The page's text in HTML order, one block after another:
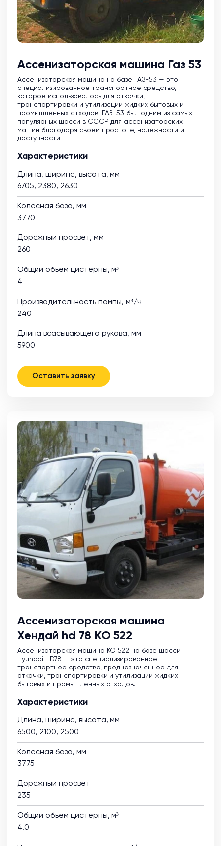
Ассенизаторская машина Газ 53
Ассенизаторская машина на базе ГАЗ-53 — это
специализированное транспортное средство,
которое использовалось для откачки,
транспортировки и утилизации жидких бытовых и
промышленных отходов. ГАЗ-53 был одним из самых
популярных шасси в СССР для ассенизаторских
машин благодаря своей простоте, надёжности и
доступности.
Характеристики
Длина, ширина, высота, мм
6705, 2380, 2630
Колесная база, мм
3770
Дорожный просвет, мм
260
Общий объём цистерны, м³
4
Производительность помпы, м³/ч
240
Длина всасывающего рукава, мм
5900
Оставить заявку
Ассенизаторская машина
Хендай hd 78 КО 522
Ассенизаторская машина KO 522 на базе шасси
Hyundai HD78 — это специализированное
транспортное средство, предназначенное для
откачки, транспортировки и утилизации жидких
бытовых и промышленных отходов.
Характеристики
Длина, ширина, высота, мм
6500, 2100, 2500
Колесная база, мм
3775
Дорожный просвет
235
Общий объем цистерны, м³
4.0